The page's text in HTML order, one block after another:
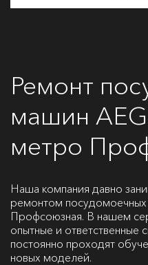
Ремонт
машин
метро
Наша компания давно
ремонтом
Профсоюзная. В нашем
опытные и ответственные
постоянно проходят
новых моделей.